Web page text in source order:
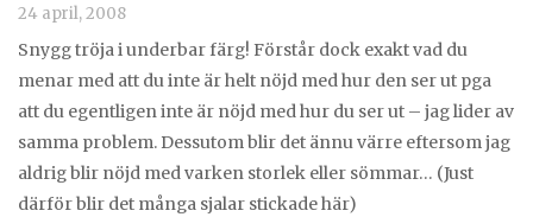
24 april, 2008
Snygg tröja i underbar färg! Förstår dock exakt vad du
menar med att du inte är helt nöjd med hur den ser ut pga
att du egentligen inte är nöjd med hur du ser ut – jag lider av
samma problem. Dessutom blir det ännu värre eftersom jag
aldrig blir nöjd med varken storlek eller sömmar… (Just
därför blir det många sjalar stickade här)